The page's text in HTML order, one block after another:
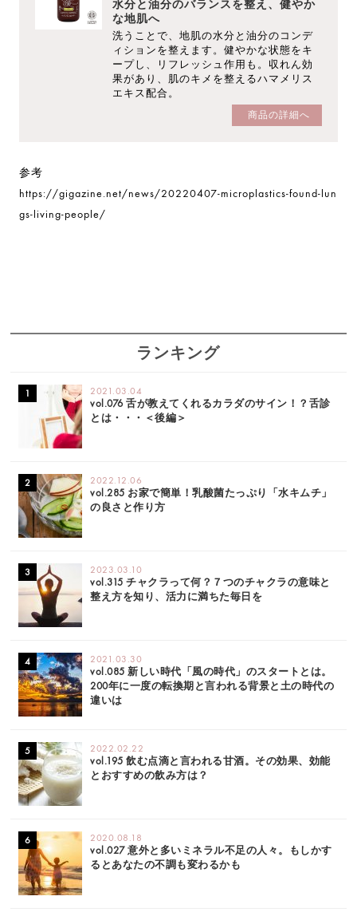
水分と油分のバランスを整え、健やか
な地肌へ
洗うことで、地肌の水分と油分のコンデ
ィションを整えます。健やかな状態をキ
ープし、リフレッシュ作用も。収れん効
果があり、肌のキメを整えるハマメリス
エキス配合。
商品の詳細へ
参考
https://gigazine.net/news/20220407-microplastics-found-lun
gs-living-people/
ランキング
2021.03.04
vol.076 舌が教えてくれるカラダのサイン！？舌診
とは・・・＜後編＞
2022.12.06
vol.285 お家で簡単！乳酸菌たっぷり「水キムチ」
の良さと作り方
2023.03.10
vol.315 チャクラって何？７つのチャクラの意味と
整え方を知り、活力に満ちた毎日を
2021.03.30
vol.085 新しい時代「風の時代」のスタートとは。
200年に一度の転換期と言われる背景と土の時代の
違いは
2022.02.22
vol.195 飲む点滴と言われる甘酒。その効果、効能
とおすすめの飲み方は？
2020.08.18
vol.027 意外と多いミネラル不足の人々。もしかす
るとあなたの不調も変わるかも